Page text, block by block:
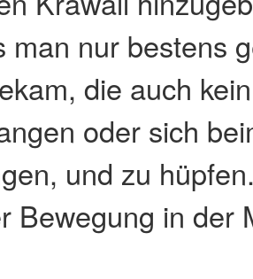
man nur bestens
die auch
oder sich
und zu
Bewegung in der